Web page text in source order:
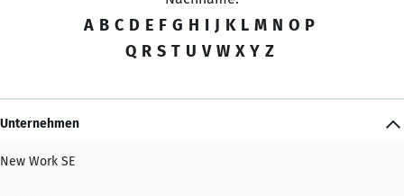
A B C D E F G H I J K L M N O P
Q R S T U V W X Y Z
Unternehmen
New Work SE